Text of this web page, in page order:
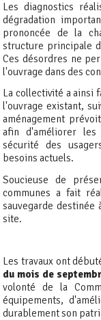
Les diagnostics
dégradation
prononcée de la
structure principale
Ces désordres ne
l'ouvrage dans des
La collectivité a ainsi
l'ouvrage existant,
aménagement
afin d'améliorer
sécurité des
besoins actuels.
Soucieuse de
communes a fait
sauvegarde
site.
Les travaux ont
du mois de
volonté de la
équipements,
durablement son